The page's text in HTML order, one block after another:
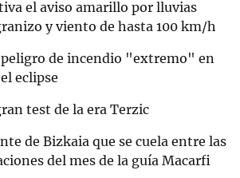
el aviso amarillo por lluvias
y viento de hasta 100 km/h
de incendio "extremo" en
eclipse
test de la era Terzic
de Bizkaia que se cuela entre las
del mes de la guía Macarfi